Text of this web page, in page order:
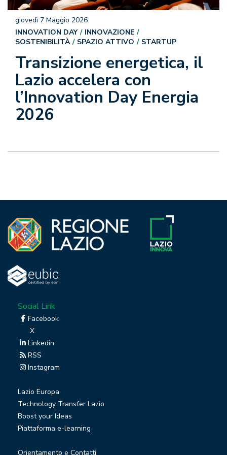
Transizione energetica, il
Lazio accelera con
l’Innovation Day Energia
2026
giovedì 7 Maggio 2026
INNOVATION DAY
INNOVAZIONE
SOSTENIBILITÀ
SPAZIO ATTIVO STARTUP
Social Link
Facebook
X
Linkedin
RSS
Instagram
Lazio Europa
Technology Transfer Lazio
Boost your Ideas
Piattaforma e-learning
Orientamento e Contatti